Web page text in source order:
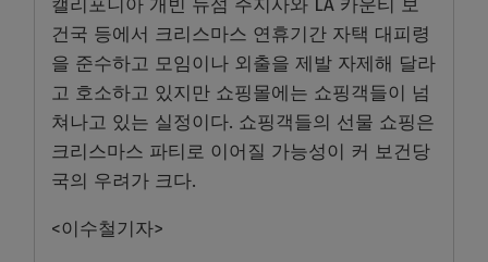
캘리포니아 개빈 뉴섬 주지사와 LA 카운티 보
건국 등에서 크리스마스 연휴기간 자택 대피령
을 준수하고 모임이나 외출을 제발 자제해 달라
고 호소하고 있지만 쇼핑몰에는 쇼핑객들이 넘
쳐나고 있는 실정이다. 쇼핑객들의 선물 쇼핑은
크리스마스 파티로 이어질 가능성이 커 보건당
국의 우려가 크다.
<이수철기자>